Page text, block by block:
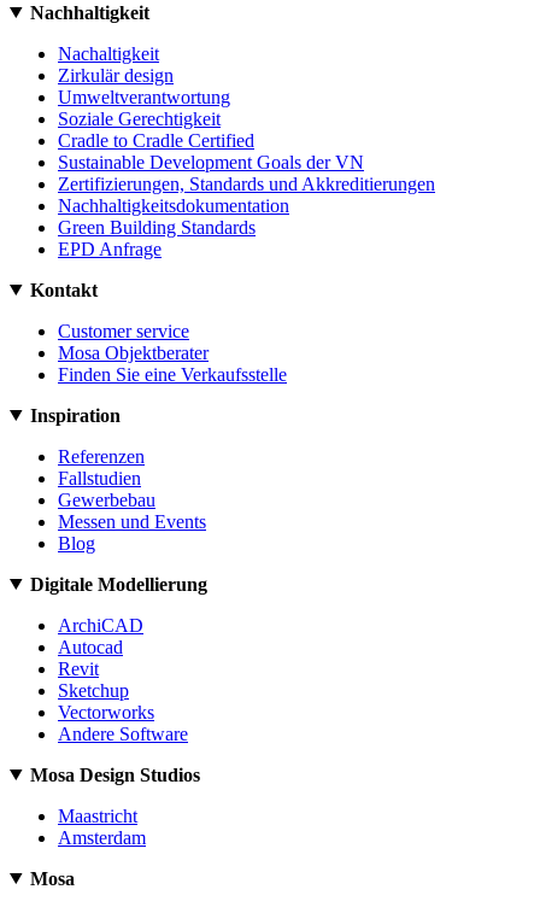
Nachhaltigkeit
Nachaltigkeit
Zirkulär design
Umweltverantwortung
Soziale Gerechtigkeit
Cradle to Cradle Certified
Sustainable Development Goals der VN
Zertifizierungen, Standards und Akkreditierungen
Nachhaltigkeitsdokumentation
Green Building Standards
EPD Anfrage
Kontakt
Customer service
Mosa Objektberater
Finden Sie eine Verkaufsstelle
Inspiration
Referenzen
Fallstudien
Gewerbebau
Messen und Events
Blog
Digitale Modellierung
ArchiCAD
Autocad
Revit
Sketchup
Vectorworks
Andere Software
Mosa Design Studios
Maastricht
Amsterdam
Mosa